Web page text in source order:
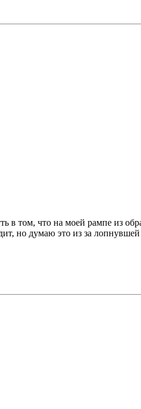
том, что на моей рампе из
но думаю это из за